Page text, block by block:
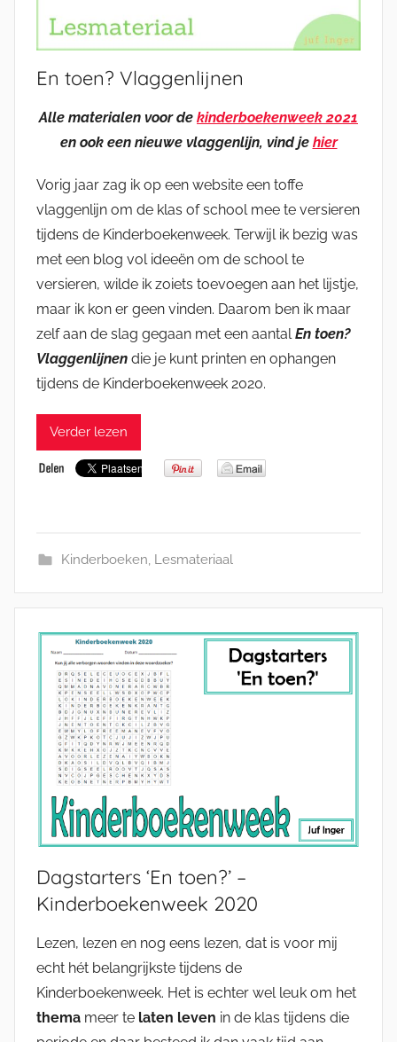
En toen? Vlaggenlijnen
Alle materialen voor de kinderboekenweek 2021
en ook een nieuwe vlaggenlijn, vind je hier
Vorig jaar zag ik op een website een toffe
vlaggenlijn om de klas of school mee te versieren
tijdens de Kinderboekenweek. Terwijl ik bezig was
met een blog vol ideeën om de school te
versieren, wilde ik zoiets toevoegen aan het lijstje,
maar ik kon er geen vinden. Daarom ben ik maar
zelf aan de slag gegaan met een aantalEn toen?
Vlaggenlijnen die je kunt printen en ophangen
tijdens de Kinderboekenweek 2020.
Verder lezen
Kinderboeken, Lesmateriaal
Dagstarters ‘En toen?’ –
Kinderboekenweek 2020
Lezen, lezen en nog eens lezen, dat is voor mij
echt hét belangrijkste tijdens de
Kinderboekenweek. Het is echter wel leuk om het
thema meer te laten leven in de klas tijdens die